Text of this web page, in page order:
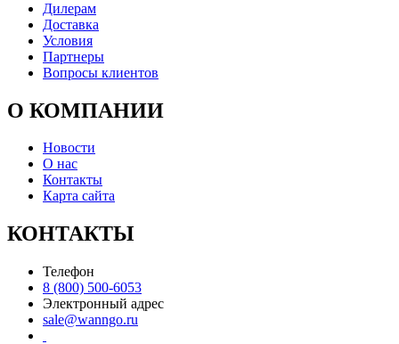
Дилерам
Доставка
Условия
Партнеры
Вопросы клиентов
О КОМПАНИИ
Новости
О нас
Контакты
Карта сайта
КОНТАКТЫ
Телефон
8 (800) 500-6053
Электронный адрес
sale@wanngo.ru